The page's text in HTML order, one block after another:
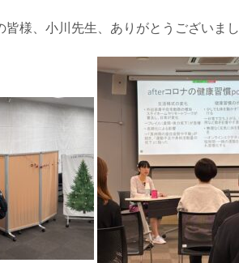
様、小川先生、ありがとうございまし